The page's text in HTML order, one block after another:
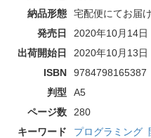
納品形態
宅配便にてお届け
発売日
2020年10月14日
出荷開始日
2020年10月13日
ISBN
9784798165387
判型
A5
ページ数
280
キーワード
プログラミング